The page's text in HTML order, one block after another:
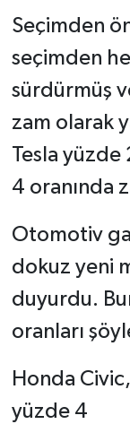
Seçimden
seçimden
sürdürmüş
zam olarak
Tesla yüzde
4 oranında
Otomotiv
dokuz yeni
duyurdu.
oranları
Honda
yüzde 4